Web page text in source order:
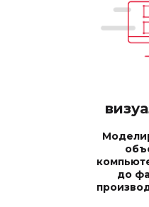
до